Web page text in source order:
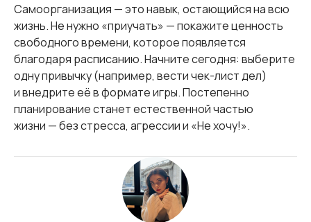
Самоорганизация — это навык, остающийся на всю
жизнь. Не нужно «приучать» — покажите ценность
свободного времени, которое появляется
благодаря расписанию. Начните сегодня: выберите
одну привычку (например, вести чек-лист дел)
и внедрите её в формате игры. Постепенно
планирование станет естественной частью
жизни — без стресса, агрессии и «Не хочу!».